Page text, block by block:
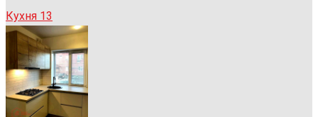
Кухня 13